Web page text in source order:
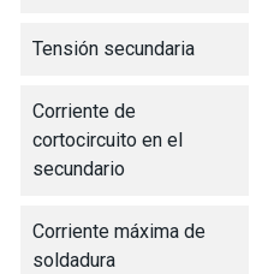
Tensión secundaria
Corriente de
cortocircuito en el
secundario
Corriente máxima de
soldadura